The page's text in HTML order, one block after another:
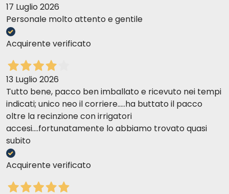
17 Luglio 2026
Personale molto attento e gentile
Acquirente verificato
13 Luglio 2026
Tutto bene, pacco ben imballato e ricevuto nei tempi
indicati; unico neo il corriere.....ha buttato il pacco
oltre la recinzione con irrigatori
accesi....fortunatamente lo abbiamo trovato quasi
subito
Acquirente verificato